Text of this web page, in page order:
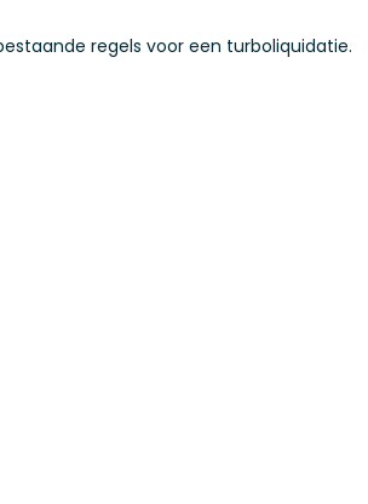
regels voor een turboliquidatie.